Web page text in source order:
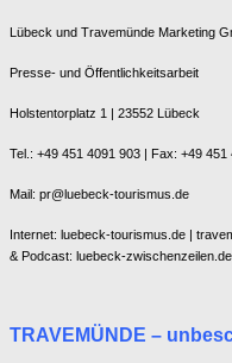
Lübeck und Travemünde Marketing
Presse- und Öffentlichkeitsarbeit
Holstentorplatz 1 | 23552 Lübeck
Tel.: +49 451 4091 903 | Fax: +49 451
Mail: pr@luebeck-tourismus.de
Internet: luebeck-tourismus.de |
& Podcast: luebeck-zwischenzeilen.de
TRAVEMÜNDE –